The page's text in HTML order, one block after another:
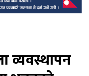
व्यवस्थापन